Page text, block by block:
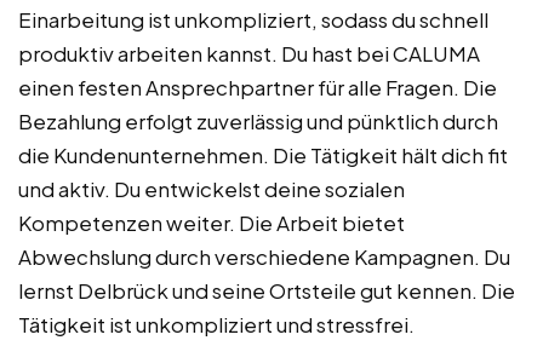
Einarbeitung ist unkompliziert, sodass du schnell
produktiv arbeiten kannst. Du hast bei CALUMA
einen festen Ansprechpartner für alle Fragen. Die
Bezahlung erfolgt zuverlässig und pünktlich durch
die Kundenunternehmen. Die Tätigkeit hält dich fit
und aktiv. Du entwickelst deine sozialen
Kompetenzen weiter. Die Arbeit bietet
Abwechslung durch verschiedene Kampagnen. Du
lernst Delbrück und seine Ortsteile gut kennen. Die
Tätigkeit ist unkompliziert und stressfrei.